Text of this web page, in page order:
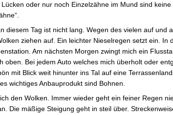
oder nur noch Einzelzähne im Mund sind
diesem Tag ist nicht lang. Wegen des vielen auf
ziehen auf. Ein leichter Nieselregen setzt ein.
Am nächsten Morgen zwingt mich ein
oben. Bei jedem Auto welches mich überholt oder
mit Blick weit hinunter ins Tal auf eine
wichtiges Anbauprodukt sind Bohnen.
den Wolken. Immer wieder geht ein feiner Regen
Die mäßige Steigung geht in steil über.